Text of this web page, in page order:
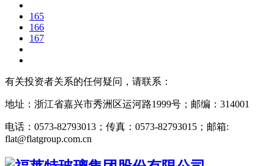
165
166
167
有关投资者关系的任何疑问，请联系：
地址：浙江省嘉兴市秀洲区运河路1999号；邮编：314001
电话：0573-82793013；传真：0573-82793015；邮箱:
flat@flatgroup.com.cn